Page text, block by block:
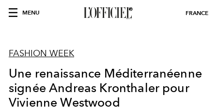
MENU FRANCE
FASHION WEEK
Une renaissance Méditerranéenne
signée Andreas Kronthaler pour
Vivienne Westwood